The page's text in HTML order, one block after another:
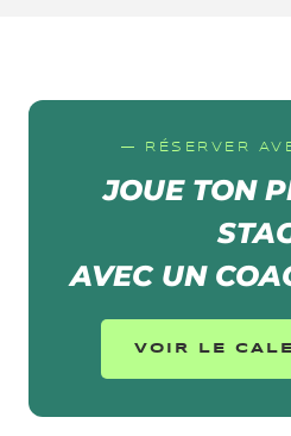
— RÉSERVER
JOUE TON
AVEC UN
VOIR LE